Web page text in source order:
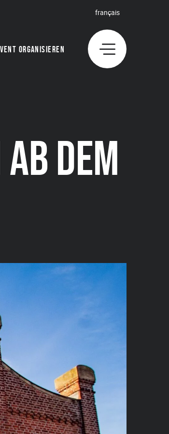
ORGANISIEREN
français
DEM 8.